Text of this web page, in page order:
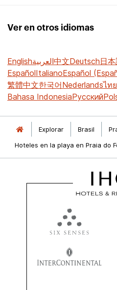
Ver en otros idiomas
Englishالعربية中文Deutsch日
EspañolItalianoEspañol
繁體中文한국어Nederlandsไทย
Bahasa IndonesiaРусский
Explorar Brasil
Hoteles en la playa en Praia do